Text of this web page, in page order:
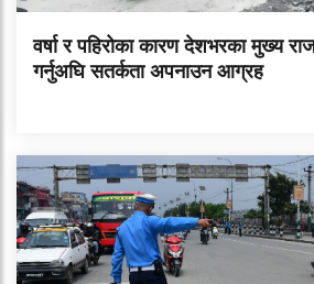
वर्षा र पहिरोका कारण देशभरका मुख्य
गर्नुअघि सतर्कता अपनाउन आग्रह